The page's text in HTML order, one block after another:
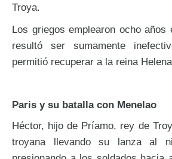
Troya.
Los griegos emplearon ocho años
resultó ser sumamente
permitió recuperar a la reina
Paris y su batalla con Menelao
Héctor, hijo de Príamo, rey de
troyana llevando su lanza al